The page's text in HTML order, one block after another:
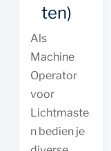
ten)
Als
Machine
Operator
voor
Lichtmaste
n bedien je